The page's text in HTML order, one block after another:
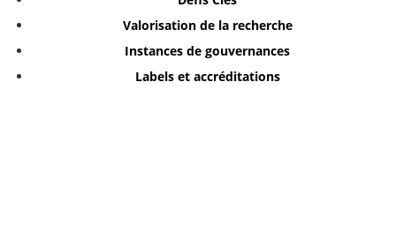
Valorisation de la recherche
Instances de gouvernances
Labels et accréditations